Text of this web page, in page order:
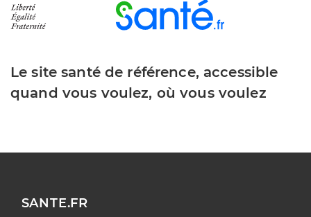
Le site santé de référence, accessible
quand vous voulez, où vous voulez
SANTE.FR